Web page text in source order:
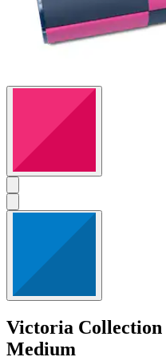
Victoria Collection
Medium